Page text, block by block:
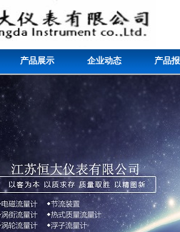
产品展示 企业动态 产品